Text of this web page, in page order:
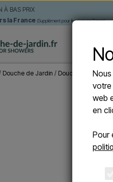
À BAS PRIX
la France(Supplément pour livraison en Corse)
Douche de Jardin Douches Solaire
votre
web
en
Pour